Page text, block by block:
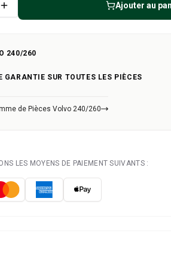
Ajouter au
240/260
GARANTIE SUR TOUTES LES PIÈCES
de Pièces Volvo 240/260
LES MOYENS DE PAIEMENT SUIVANTS :